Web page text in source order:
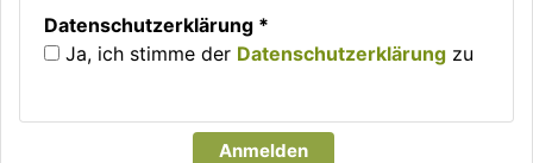
Datenschutzerklärung *
Ja, ich stimme der Datenschutzerklärung zu
Anmelden